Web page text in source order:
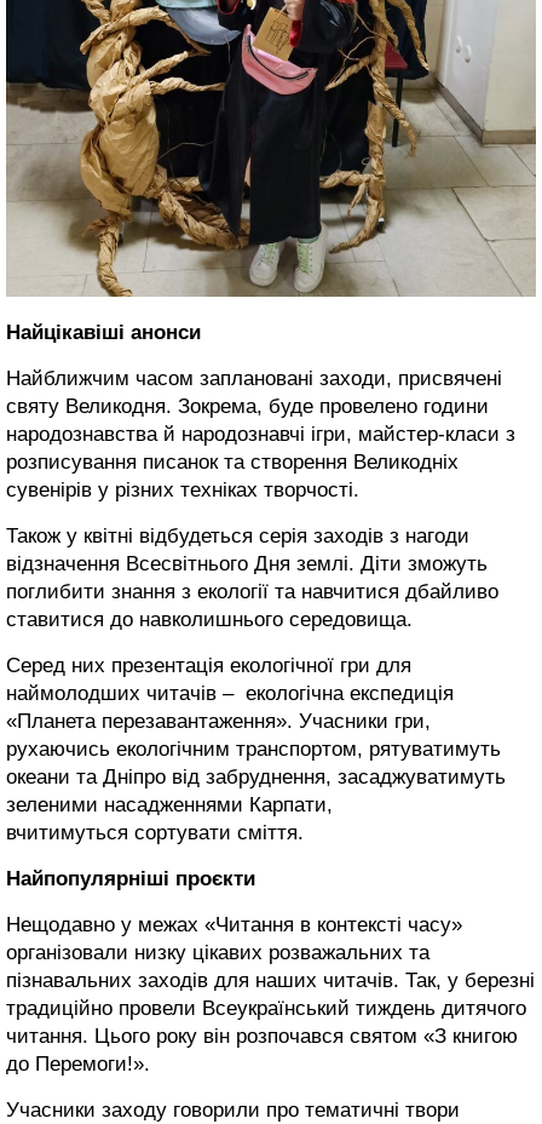
Найцікавіші анонси
Найближчим часом заплановані заходи, присвячені
святу Великодня. Зокрема, буде провелено години
народознавства й народознавчі ігри, майстер-класи з
розписування писанок та створення Великодніх
сувенірів у різних техніках творчості.
Також у квітні відбудеться серія заходів з нагоди
відзначення Всесвітнього Дня землі. Діти зможуть
поглибити знання з екології та навчитися дбайливо
ставитися до навколишнього середовища.
Серед них презентація екологічної гри для
наймолодших читачів – екологічна експедиція
«Планета перезавантаження». Учасники гри,
рухаючись екологічним транспортом, рятуватимуть
океани та Дніпро від забруднення, засаджуватимуть
зеленими насадженнями Карпати,
вчитимуться сортувати сміття.
Найпопулярніші проєкти
Нещодавно у межах «Читання в контексті часу»
організовали низку цікавих розважальних та
пізнавальних заходів для наших читачів. Так, у березні
традиційно провели Всеукраїнський тиждень дитячого
читання. Цього року він розпочався святом «З книгою
до Перемоги!».
Учасники заходу говорили про тематичні твори